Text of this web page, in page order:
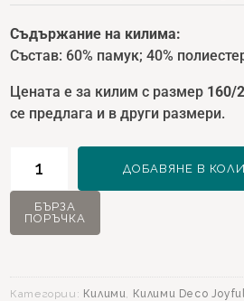
Съдържание на килима:
Състав: 60% памук; 40%
Цената е за килим с размер 160/
се предлага и в други размери.
Килим
Deco
ДОБАВЯНЕ В
БЪРЗА
ПОРЪЧКА
Категории: Килими Килими Deco Joyful